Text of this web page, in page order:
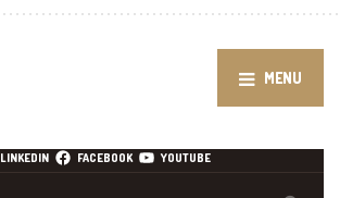
MENU
LINKEDIN FACEBOOK YOUTUBE